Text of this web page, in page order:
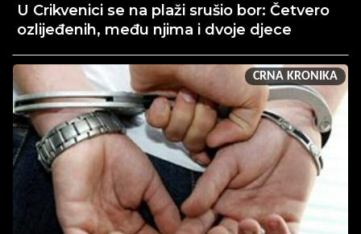
U Crikvenici se na plaži srušio bor: Četvero
ozlijeđenih, među njima i dvoje djece
CRNA KRONIKA